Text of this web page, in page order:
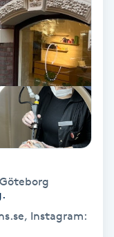
Göteborg
Instagram: